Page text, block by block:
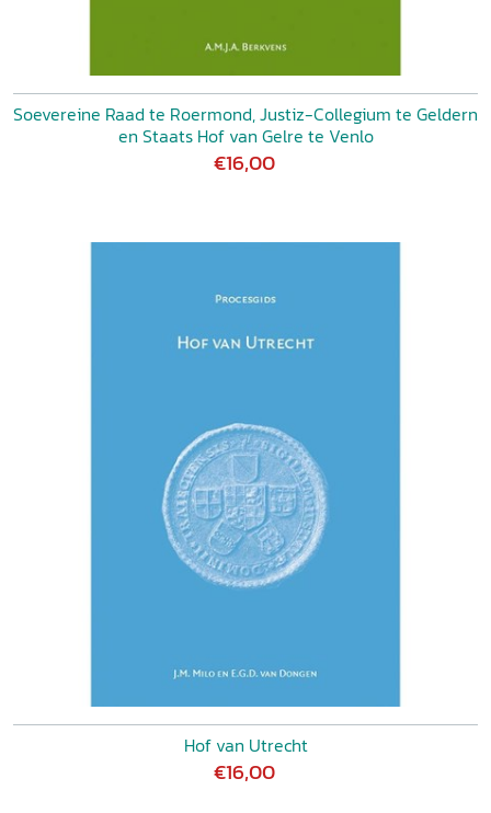
Soevereine Raad te Roermond, Justiz-Collegium te Geldern
en Staats Hof van Gelre te Venlo
€16,00
Hof van Utrecht
€16,00